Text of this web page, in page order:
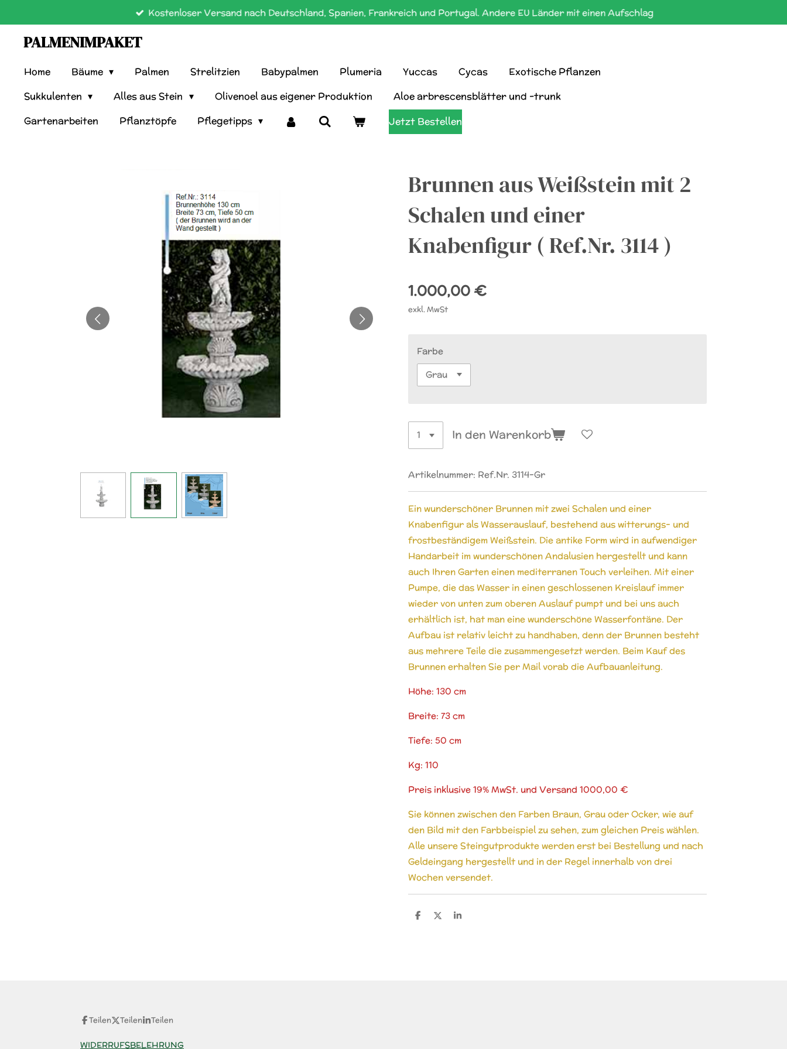
springen
Kostenloser Versand nach Deutschland, Spanien, Frankreich und Portugal. Andere EU Länder mit einen Aufschlag
PALMENIMPAKET
Home Bäume Palmen Strelitzien Babypalmen Plumeria Yuccas Cycas
Exotische Pflanzen
Sukkulenten
Alles aus Stein Olivenoel aus eigener Produktion
Aloe arbrescensblätter und -trunk
Gartenarbeiten
Pflanztöpfe Pflegetipps Jetzt Bestellen
Brunnen aus Weißstein mit 2
Schalen und einer
Knabenfigur ( Ref.Nr. 3114 )
1.000,00 €
exkl. MwSt
Farbe
In den Warenkorb
Artikelnummer: Ref.Nr. 3114-Gr
Ein wunderschöner Brunnen mit zwei Schalen und einer
Knabenfigur als Wasserauslauf, bestehend aus witterungs- und
frostbeständigem Weißstein. Die antike Form wird in aufwendiger
Handarbeit im wunderschönen Andalusien hergestellt und kann
auch Ihren Garten einen mediterranen Touch verleihen. Mit einer
Pumpe, die das Wasser in einen geschlossenen Kreislauf immer
wieder von unten zum oberen Auslauf pumpt und bei uns auch
erhältlich ist, hat man eine wunderschöne Wasserfontäne. Der
Aufbau ist relativ leicht zu handhaben, denn der Brunnen besteht
aus mehrere Teile die zusammengesetzt werden. Beim Kauf des
Brunnen erhalten Sie per Mail vorab die Aufbauanleitung.
Höhe: 130 cm
Breite: 73 cm
Tiefe: 50 cm
Kg: 110
Preis inklusive 19% MwSt. und Versand 1000,00 €
Sie können zwischen den Farben Braun, Grau oder Ocker, wie auf
den Bild mit den Farbbeispiel zu sehen, zum gleichen Preis wählen.
Alle unsere Steingutprodukte werden erst bei Bestellung und nach
Geldeingang hergestellt und in der Regel innerhalb von drei
Wochen versendet.
T T T
Teilen Teilen Teilen
WIDERRUFSBELEHRUNG